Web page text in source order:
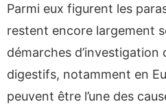
Parmi eux figurent les
restent encore largement
démarches d’investigation
digestifs, notamment en
peuvent être l’une des